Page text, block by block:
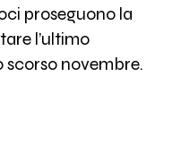
proseguono la
l’ultimo
scorso novembre.